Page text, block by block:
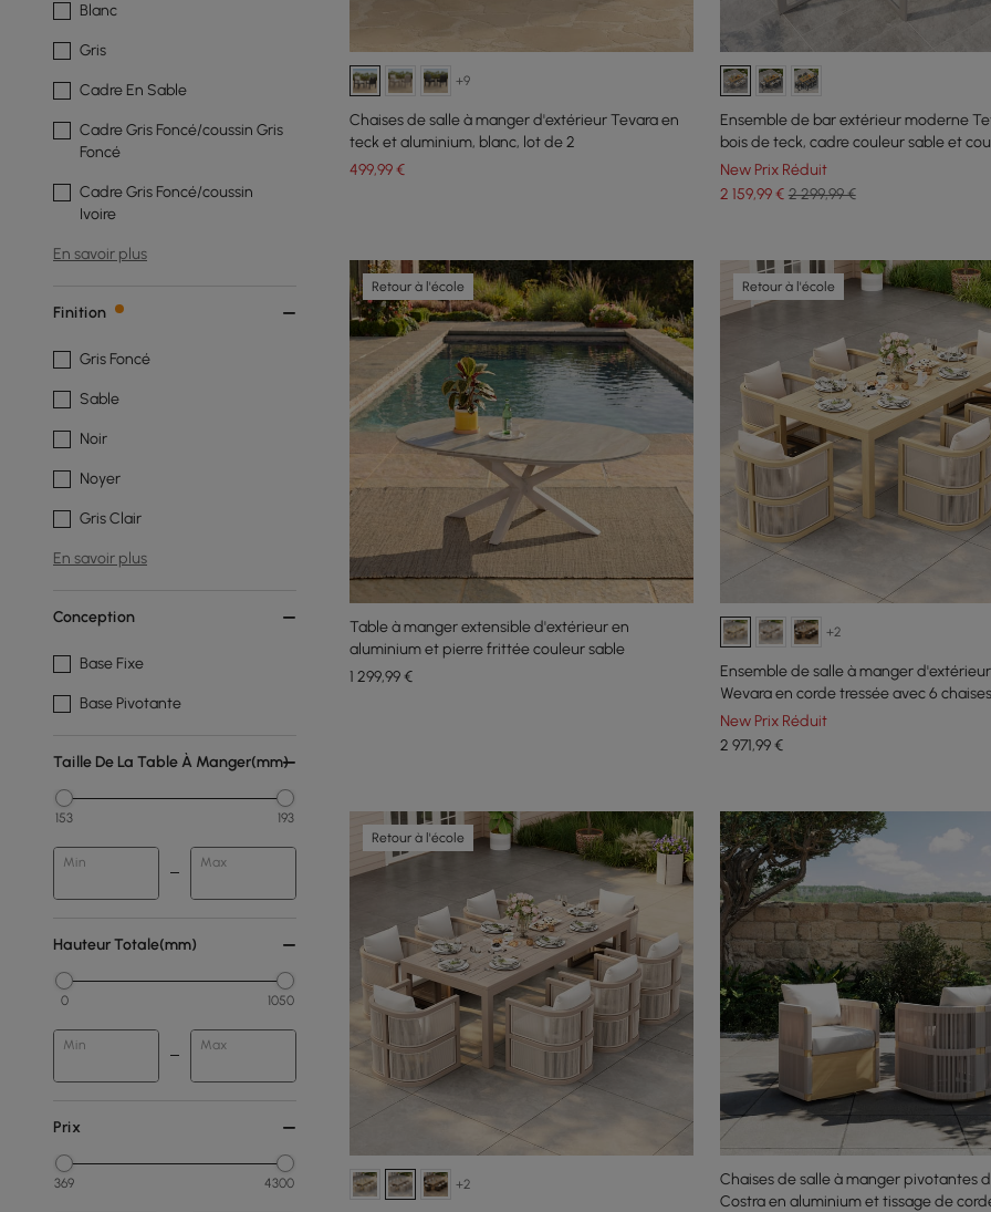
Blanc
Gris
Cadre En Sable
Cadre Gris Foncé/coussin Gris
Foncé
Cadre Gris Foncé/coussin
Ivoire
En savoir plus
Finition
Gris Foncé
Sable
Noir
Noyer
Gris Clair
En savoir plus
Conception
Base Fixe
Base Pivotante
Taille De La Table À Manger(mm)
153 193
Min Max
Hauteur Totale(mm)
0 1050
Min Max
Prix
369 4300
+9
Chaises de salle à manger d'extérieur Tevara en
teck et aluminium, blanc, lot de 2
499,99€
Ensemble de bar extérieur moderne
bois de teck, cadre couleur sable et
chaud
New Prix Réduit
2 159,99€ 2 299,99 €
Retour à l'école
Table à manger extensible d'extérieur en
aluminium et pierre frittée couleur sable
1 299,99€
Retour à l'école
+2
Ensemble de salle à manger
Wevara en corde tressée avec 6
couleur naturelle
New Prix Réduit
2 971,99€
Retour à l'école
+2
Chaises de salle à manger pivotantes
Costra en aluminium et tissage de